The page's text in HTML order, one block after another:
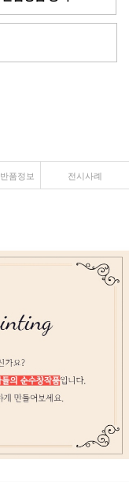
품정보 전시사례